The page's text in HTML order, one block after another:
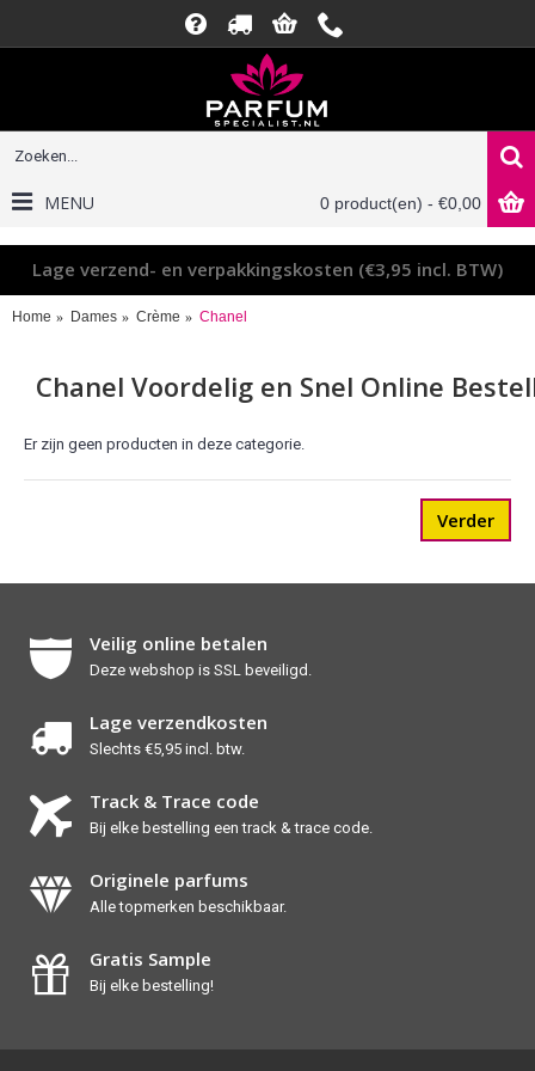
0 product(en) - €0,00
MENU
Lage verzend- en verpakkingskosten (€3,95 incl. BTW)
Home Dames Crème Chanel
Chanel Voordelig en Snel Online
Er zijn geen producten in deze categorie.
Verder
Veilig online betalen
Deze webshop is SSL beveiligd.
Lage verzendkosten
Slechts €5,95 incl. btw.
Track & Trace code
Bij elke bestelling een track & trace code.
Originele parfums
Alle topmerken beschikbaar.
Gratis Sample
Bij elke bestelling!